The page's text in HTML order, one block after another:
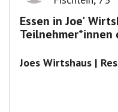
Essen in Joe'
Teilnehmer*innen
Joes Wirtshaus |